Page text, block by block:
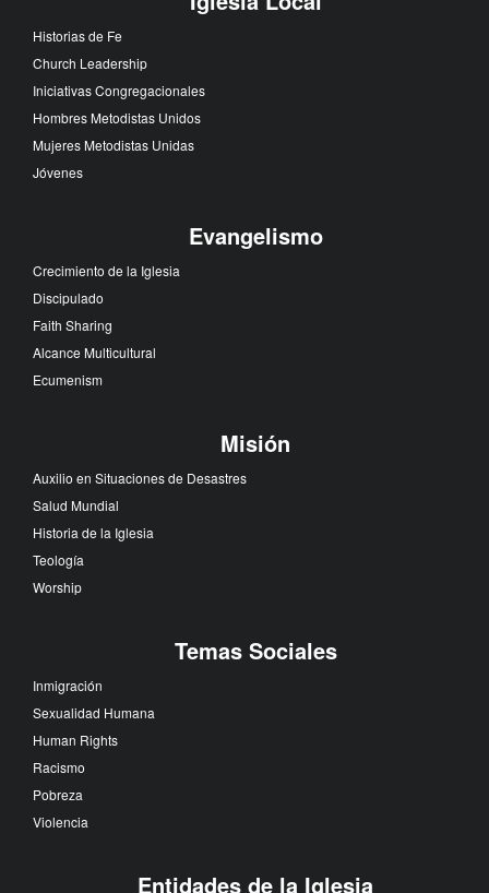
Historias de Fe
Church Leadership
Iniciativas Congregacionales
Hombres Metodistas Unidos
Mujeres Metodistas Unidas
Jóvenes
Evangelismo
Crecimiento de la Iglesia
Discipulado
Faith Sharing
Alcance Multicultural
Ecumenism
Misión
Auxilio en Situaciones de Desastres
Salud Mundial
Historia de la Iglesia
Teología
Worship
Temas Sociales
Inmigración
Sexualidad Humana
Human Rights
Racismo
Pobreza
Violencia
Entidades de la Iglesia